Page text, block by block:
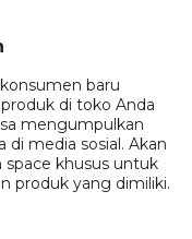
baru
di toko Anda
mengumpulkan
media sosial. Akan
space khusus untuk
produk yang dimiliki.